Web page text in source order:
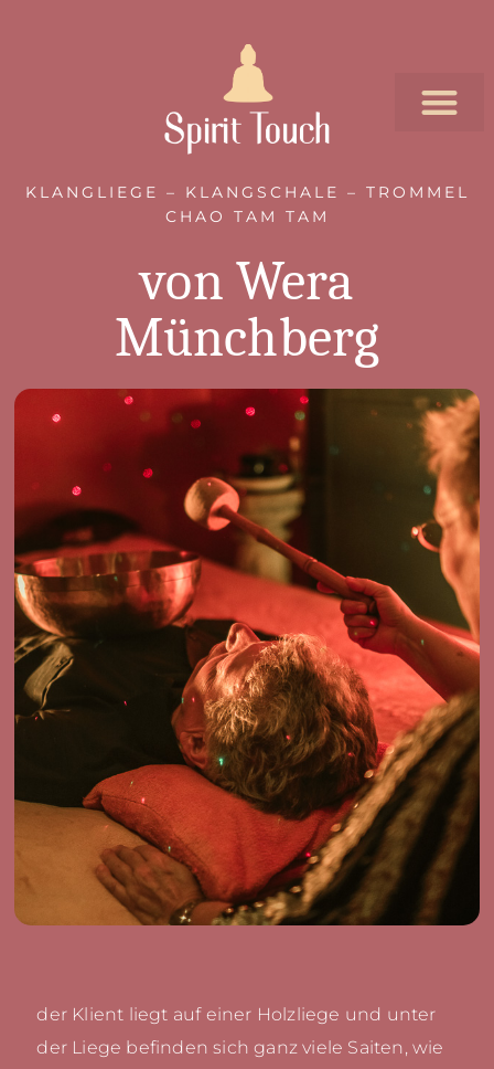
KLANGLIEGE – KLANGSCHALE – TROMMEL
CHAO TAM TAM
von Wera
Münchberg
der Klient liegt auf einer Holzliege und unter
der Liege befinden sich ganz viele Saiten, wie